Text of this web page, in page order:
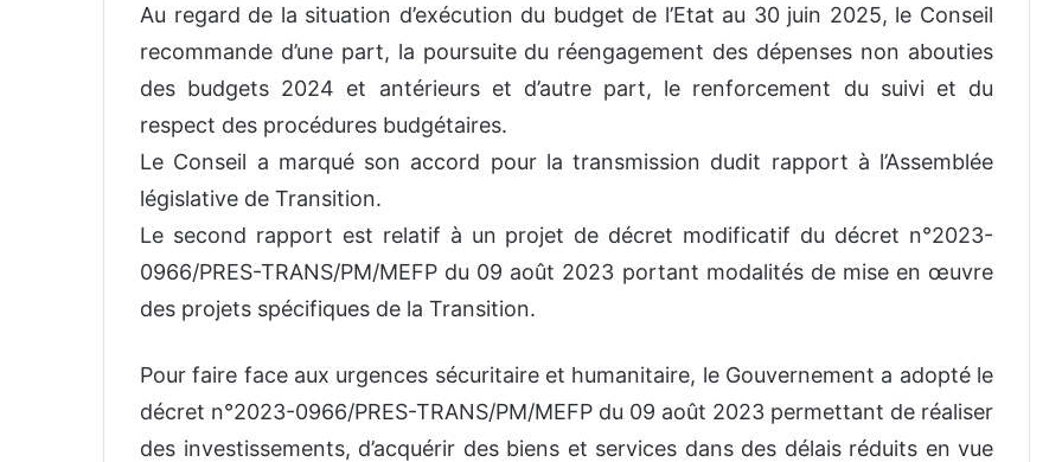
Au regard de la situation d’exécution du budget de l’Etat au 30 juin 2025, le Conseil
recommande d’une part, la poursuite du réengagement des dépenses non abouties
des budgets 2024 et antérieurs et d’autre part, le renforcement du suivi et du
respect des procédures budgétaires.
Le Conseil a marqué son accord pour la transmission dudit rapport à l’Assemblée
législative de Transition.
Le second rapport est relatif à un projet de décret modificatif du décret n°2023-
0966/PRES-TRANS/PM/MEFP du 09 août 2023 portant modalités de mise en œuvre
des projets spécifiques de la Transition.
Pour faire face aux urgences sécuritaire et humanitaire, le Gouvernement a adopté le
décret n°2023-0966/PRES-TRANS/PM/MEFP du 09 août 2023 permettant de réaliser
des investissements, d’acquérir des biens et services dans des délais réduits en vue